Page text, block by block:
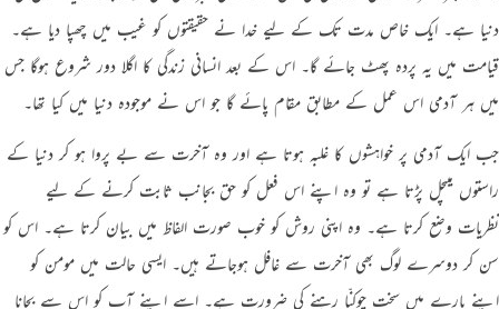
دنیا ہے۔ ایک خاص مدت تک کے لیے خدا نے حقیقتوں کو غیب میں چھپا دیا ہے۔
قیامت میں یہ پردہ پھٹ جائے گا۔ اس کے بعد انسانی زندگی کا اگلا دور شروع ہوگا جس
میں ہر آدمی اس عمل کے مطابق مقام پائے گا جو اس نے موجودہ دنیا میں کیا تھا۔
جب ایک آدمی پر خواہشوں کا غلبہ ہوتا ہے اور وہ آخرت سے بے پروا ہو کر دنیا کے
راستوں میںچل پڑتا ہے تو وہ اپنے اس فعل کو حق بجانب ثابت کرنے کے لیے
نظریات وضع کرتا ہے۔ وہ اپنی روش کو خوب صورت الفاظ میں بیان کرتا ہے۔ اس کو
سن کر دوسرے لوگ بھی آخرت سے غافل ہوجاتے ہیں۔ ایسی حالت میں مومن کو
اپنے بارے میں سخت چوکنّا رہنے کی ضرورت ہے۔ اسے اپنے آپ کو اس سے بچانا